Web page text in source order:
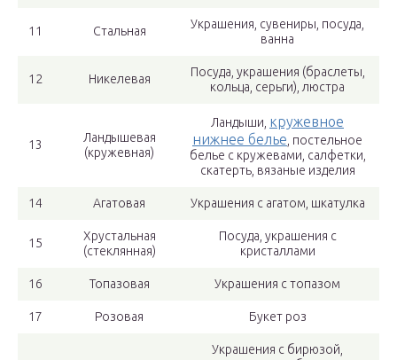
11 Стальная
Украшения, сувениры, посуда,
ванна
12 Никелевая
Посуда, украшения (браслеты,
кольца, серьги), люстра
13
Ландышевая
(кружевная)
Ландыши, кружевное
нижнее белье , постельное
белье с кружевами, салфетки,
скатерть, вязаные изделия
14 Агатовая Украшения с агатом, шкатулка
15
Хрустальная
(стеклянная)
Посуда, украшения с
кристаллами
16 Топазовая Украшения с топазом
17 Розовая Букет роз
Украшения с бирюзой,